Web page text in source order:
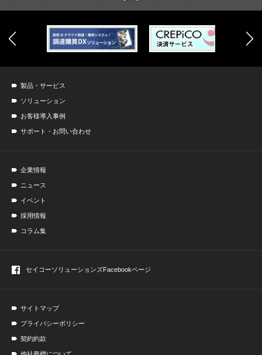
製品・サービス
ソリューション
お客様導入事例
サポート・お問い合わせ
企業情報
ニュース
イベント
採用情報
コラム集
セイコーソリューションズFacebookページ
サイトマップ
プライバシーポリシー
契約約款